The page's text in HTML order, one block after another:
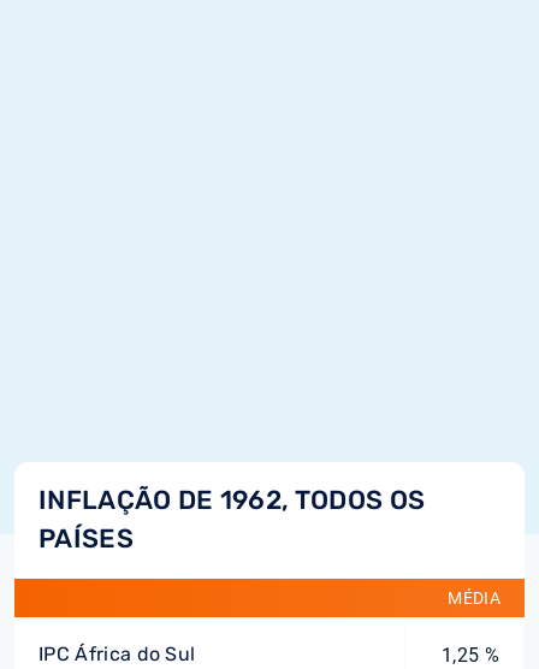
INFLAÇÃO DE 1962, TODOS OS
PAÍSES
MÉDIA
IPC África do Sul 1,25 %